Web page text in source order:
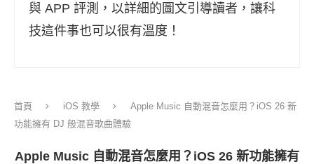
與 APP 評測，以詳細的圖文引導讀者，讓科
技這件事也可以很有溫度！
首頁 iOS 教學
Apple Music 自動混音怎麼用？iOS 26 新
功能擁有 DJ 般混音歌曲體驗
Apple Music 自動混音怎麼用？iOS 26 新功能擁有